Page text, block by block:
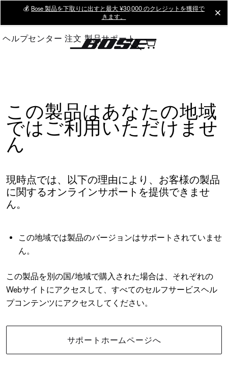
Main
💰 Bose 製品を下取りに出すと最大 ¥30,000 のクレジットを獲得で
きます。
ヘルプセンター 注文 製品サポート
この製品はあなたの地域
ではご利用いただけませ
ん
現時点では、以下の理由により、お客様の製品
に関するオンラインサポートを提供できませ
ん。
この地域では製品のバージョンはサポートされていませ
ん。
この製品を別の国/地域で購入された場合は、それぞれの
Webサイトにアクセスして、すべてのセルフサービスヘル
プコンテンツにアクセスしてください。
サポートホームページへ